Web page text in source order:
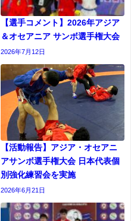
【選手コメント】2026年アジア
＆オセアニア サンボ選手権大会
2026年7月12日
【活動報告】アジア・オセアニ
アサンボ選手権大会 日本代表個
別強化練習会を実施
2026年6月21日